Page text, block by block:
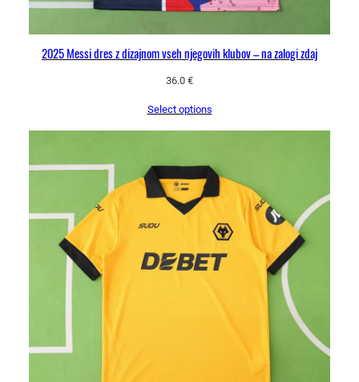
2025 Messi dres z dizajnom vseh njegovih klubov – na zalogi zdaj
36.0 €
Select options